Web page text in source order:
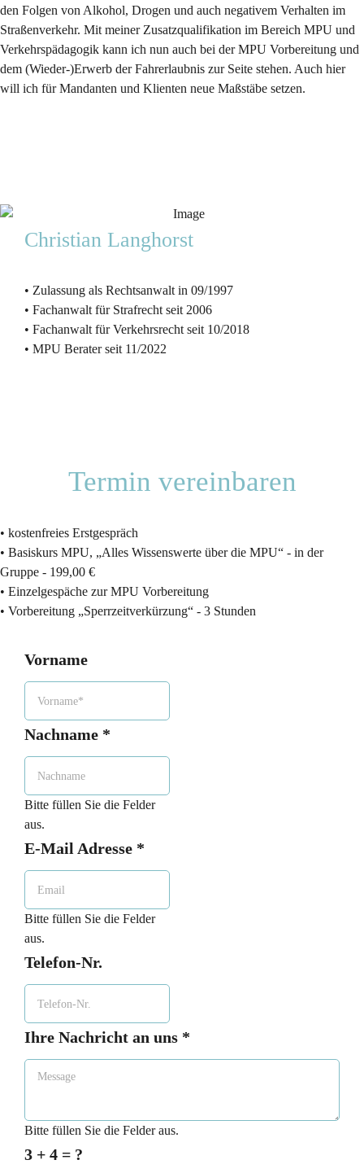
den Folgen von Alkohol, Drogen und auch negativem Verhalten im
Straßenverkehr. Mit meiner Zusatzqualifikation im Bereich MPU und
Verkehrspädagogik kann ich nun auch bei der MPU Vorbereitung und
dem (Wieder-)Erwerb der Fahrerlaubnis zur Seite stehen. Auch hier
will ich für Mandanten und Klienten neue Maßstäbe setzen.
Christian Langhorst
• Zulassung als Rechtsanwalt in 09/1997
• Fachanwalt für Strafrecht seit 2006
• Fachanwalt für Verkehrsrecht seit 10/2018
• MPU Berater seit 11/2022
Termin vereinbaren
• kostenfreies Erstgespräch
• Basiskurs MPU, „Alles Wissenswerte über die MPU“ - in der
Gruppe - 199,00 €
• Einzelgespäche zur MPU Vorbereitung
• Vorbereitung „Sperrzeitverkürzung“ - 3 Stunden
Vorname
Nachname *
Bitte füllen Sie die Felder
aus.
E-Mail Adresse *
Bitte füllen Sie die Felder
aus.
Telefon-Nr.
Ihre Nachricht an uns *
Bitte füllen Sie die Felder aus.
3 + 4 = ?